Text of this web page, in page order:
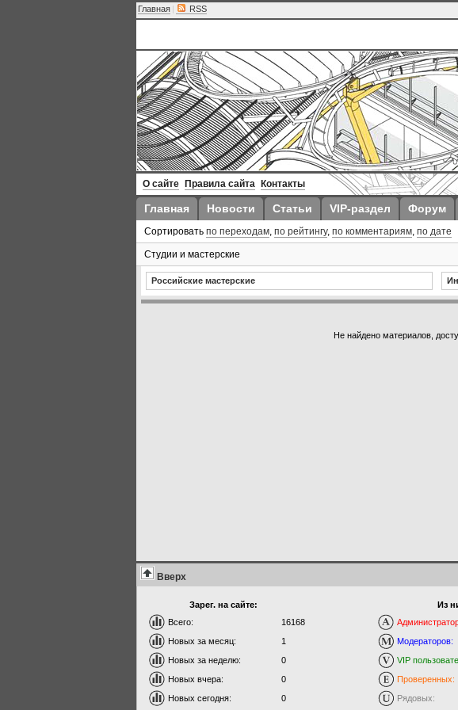
Главная | RSS
О сайте Правила сайта Контакты
Главная Новости Статьи VIP-раздел Форум
Сортировать по переходам, по рейтингу, по комментариям, по дате
Студии и мастерские
Российские мастерские
Не найдено материалов,
Вверх
Зарег. на сайте:
Всего:
16168
Новых за месяц:
1
Новых за неделю:
0
Новых вчера:
0
Новых сегодня:
0
Из
Модераторов:
VIP
Проверенных:
Рядовых: